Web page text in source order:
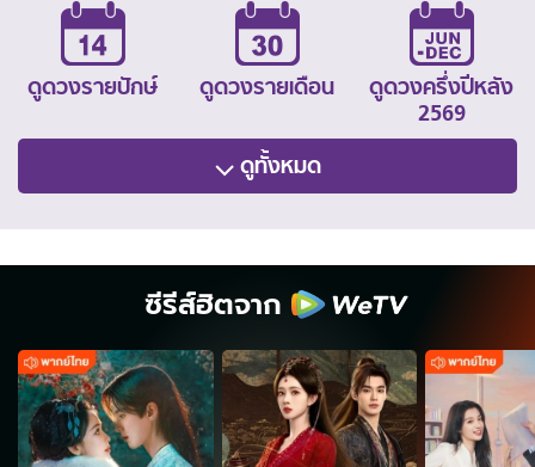
ดูดวงรายปักษ์ ดูดวงรายเดือน
ดูดวงครึ่งปีหลัง
2569
ดูทั้งหมด
ซีรีส์ฮิตจาก